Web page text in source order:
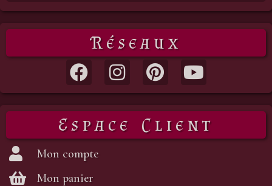
Réseaux
Espace Client
Mon compte
Mon panier